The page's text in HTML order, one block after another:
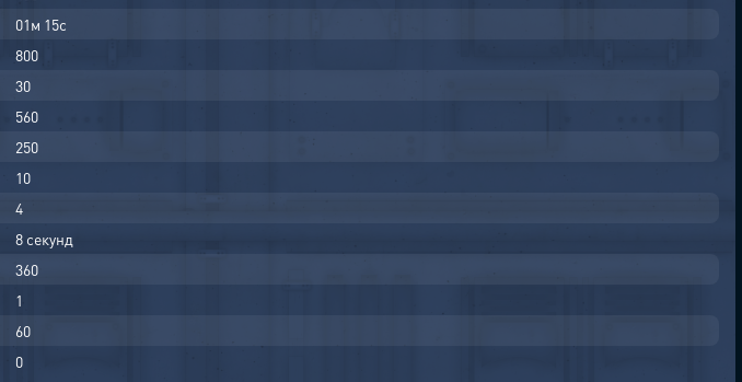
01м 15с
800
30
560
250
10
4
8 секунд
360
1
60
0